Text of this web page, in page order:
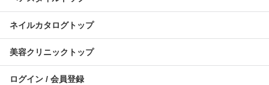
ネイルカタログトップ
美容クリニックトップ
ログイン / 会員登録